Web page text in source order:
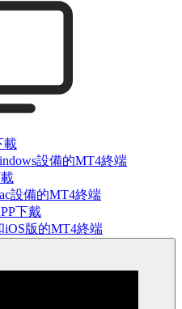
載
設備的MT4終端
設備的MT4終端
下戴
iOS版的MT4終端